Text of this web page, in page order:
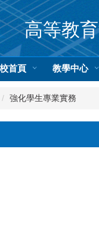
高等教
首頁 教學中心
強化學生專業實務